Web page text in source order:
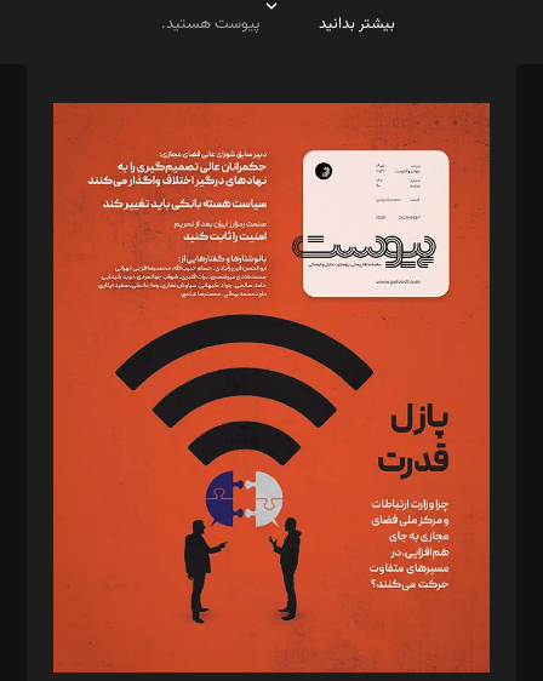
بیشتر بدانید
پیوست هستید.
مدیر مسئول: محمدباقر اثنی‌عشری
سردبیر: مهرک محمودی
دبیر تحریریه: میثم قاسمی
د‌بیر ناداستان: سمانه سمیع
د‌بیر خدمت و تجارت: ابوالفضل رجبی
د‌بیر حقوق فناوری: حسام‌الدین ایپکچی
د‌بیر پیوست جهان: مینا پاکدل
د‌بیر تحریریه آنلاین: بابک نقاش
تحریریه‌: مجتبی محمود‌ی، آرش برهمند، یسنا امان‌پور، سروش کرمیان،
مصطفی مسجدی آرانی، ابوالفضل رجبی، زهرا فکرانه، فائزه فتحی
رستمی،مصطفی باستان
ویرایش: نگار استاد‌‌آقا
طراح یونیفرم: مجید توکلی
فیلمبرداری و عکاسی: امیر شفیعی، مانی لطفی زاده
گرافیک و صفحه‌آرایی: سید‌سبحان‌علی ثابت
مد‌یر توسعه تجاری: کامبیز برید‌
امور مالی: شاپور رهبری، محمد‌ کاظمی‌نیا